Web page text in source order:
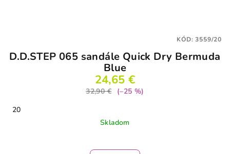
D.D.STEP 065 sandále Quick Dry Bermuda
Blue
24,65 €
32,90 €
(–25 %)
20
Skladom
hodnotenie
KÓD:3559/20